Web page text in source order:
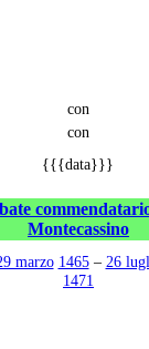
con
con
{{{data}}}
Montecassino
marzo 1465– 26
1471